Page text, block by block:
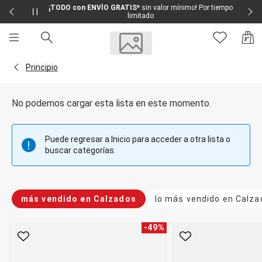
¡TODO con ENVÍO GRATIS* sin valor mínimo! Por tiempo
limitado
Sale Femenino
Todo en Sale
Femenino
Vestidos
Corto y Medio
Bermudas y Shorts
Bermuda
Jean
Shorts
Social
Body
Cropped
Volver a la página Principio
Principio
No podemos cargar esta lista en este momento.
Puede regresar a Inicio para acceder a otra lista o
buscar categorías.
más vendido en Calzados lo más vendido en
-49%